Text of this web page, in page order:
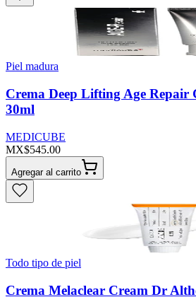
Piel madura
Crema Deep Lifting Age Repair
30ml
MEDICUBE
MX$545.00
Agregar al carrito
Todo tipo de piel
Crema Melaclear Cream Dr